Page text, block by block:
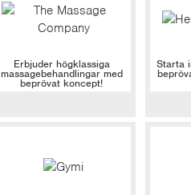
Erbjuder högklassiga
massagebehandlingar med
beprövat koncept!
Starta